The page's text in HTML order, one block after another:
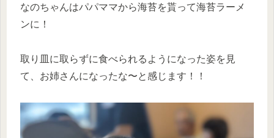
なのちゃんはパパママから海苔を貰って海苔ラーメ
ンに！
取り皿に取らずに食べられるようになった姿を見
て、お姉さんになったな〜と感じます！！